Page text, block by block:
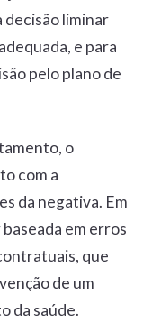
decisão liminar
e para
pelo plano de
o
com a
da negativa. Em
em erros
que
de um
da saúde.